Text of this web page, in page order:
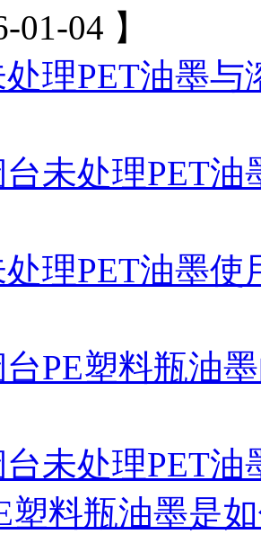
01-04 】
理PET油墨与
未处理PET
理PET油墨
PE塑料瓶油
未处理PET油
塑料瓶油墨是